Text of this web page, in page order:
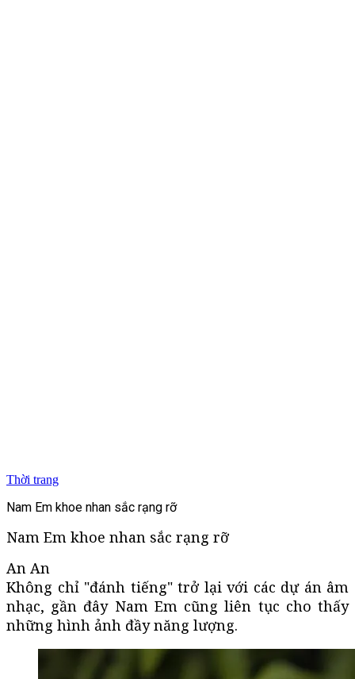
Thời trang
Nam Em khoe nhan sắc rạng rỡ
Nam Em khoe nhan sắc rạng rỡ
An An
Không chỉ "đánh tiếng" trở lại với các dự án âm
nhạc, gần đây Nam Em cũng liên tục cho thấy
những hình ảnh đầy năng lượng.